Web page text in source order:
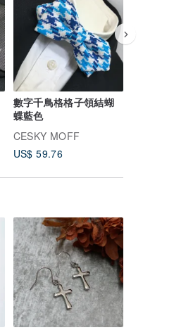
數字千鳥格格子領結蝴
蝶藍色
CESKY MOFF
US$ 59.76